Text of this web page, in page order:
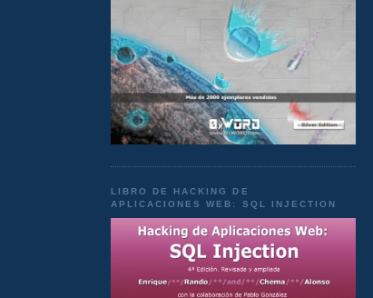
LIBRO DE HACKING DE
APLICACIONES WEB: SQL INJECTION